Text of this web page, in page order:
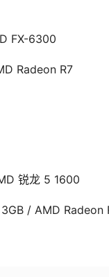
FX-6300
Radeon R7
锐龙 5 1600
/ AMD Radeon